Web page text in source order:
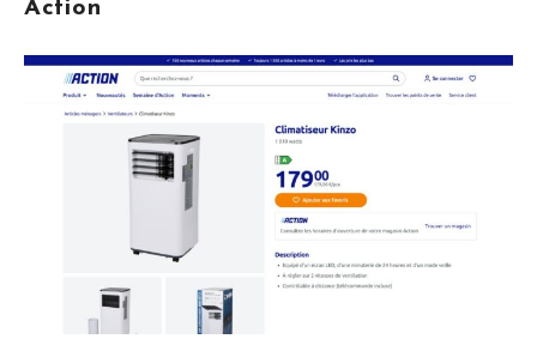
Action